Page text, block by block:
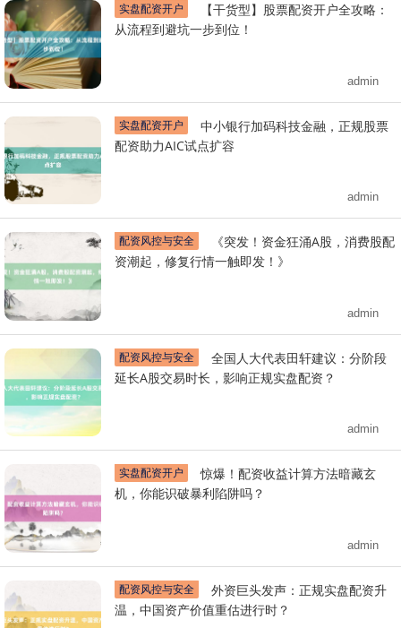
实盘配资开户
从流程到避坑一步到位！
admin
实盘配资开户
配资助力AIC试点扩容
admin
配资风控与安全
资潮起，修复行情一触即发！》
admin
配资风控与安全
延长A股交易时长，影响正规实盘配资？
admin
实盘配资开户
惊爆！配资收益计算方法暗藏玄
机，你能识破暴利陷阱吗？
admin
配资风控与安全
温，中国资产价值重估进行时？